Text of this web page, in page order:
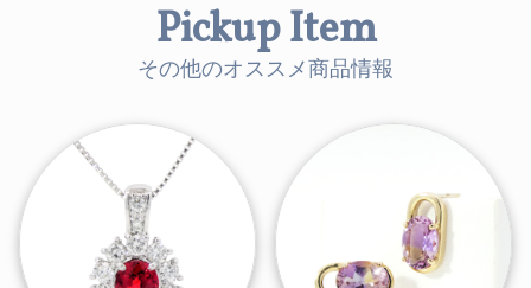
Pickup Item
その他のオススメ商品情報